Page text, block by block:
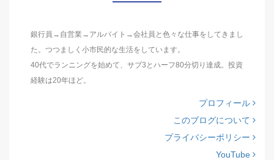
銀行員→自営業→アルバイト→会社員と色々な仕事をしてきまし
た。つつましく小市民的な生活をしています。
40代でランニングを始めて、サブ3とハーフ80分切り達成。投資
経験は20年ほど。
プロフィール
このブログについて
プライバシーポリシー
YouTube